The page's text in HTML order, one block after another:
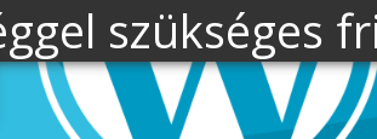
szükséges